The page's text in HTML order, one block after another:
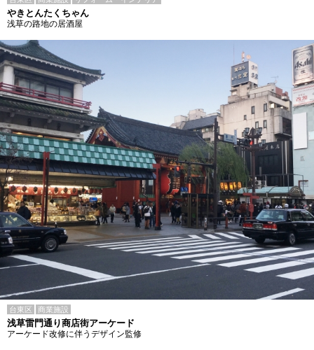
やきとんたくちゃん
浅草の路地の居酒屋
台東区 商業施設
浅草雷門通り商店街アーケード
アーケード改修に伴うデザイン監修